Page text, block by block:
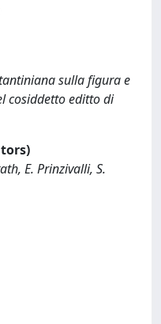
sulla figura e
cosiddetto editto di
E. Prinzivalli, S.